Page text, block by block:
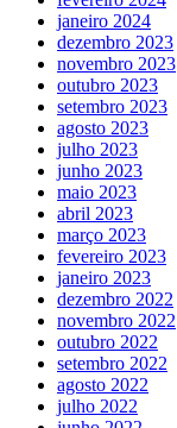
janeiro 2024
dezembro 2023
novembro 2023
outubro 2023
setembro 2023
agosto 2023
julho 2023
junho 2023
maio 2023
abril 2023
março 2023
fevereiro 2023
janeiro 2023
dezembro 2022
novembro 2022
outubro 2022
setembro 2022
agosto 2022
julho 2022